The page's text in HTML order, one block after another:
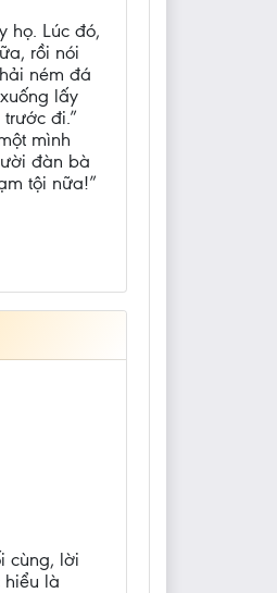
họ. Lúc đó,
rồi nói
ném đá
lấy
đi.”
mình
đàn bà
tội nữa!”
cùng, lời
là